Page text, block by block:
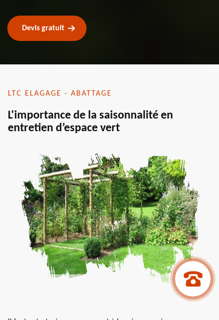
Devis gratuit
LTC ELAGAGE - ABATTAGE
L'importance de la saisonnalité en
entretien d’espace vert